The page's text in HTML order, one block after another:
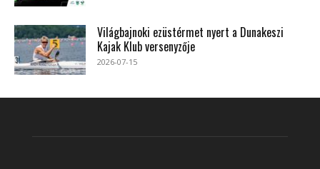
Világbajnoki ezüstérmet nyert a Dunakeszi
Kajak Klub versenyzője
2026-07-15